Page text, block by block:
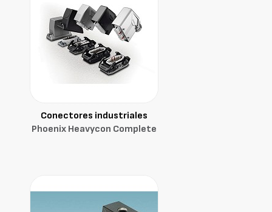
Conectores industriales
Phoenix Heavycon Complete